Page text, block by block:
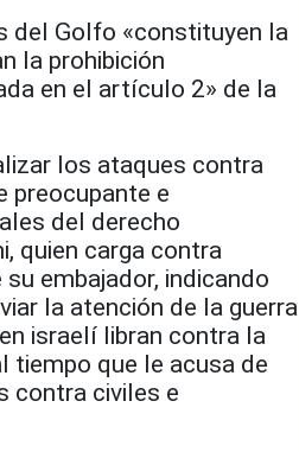
del Golfo «constituyen la
la prohibición
en el artículo 2» de la
los ataques contra
preocupante e
del derecho
quien carga contra
embajador, indicando
la atención de la guerra
israelí libran contra la
tiempo que le acusa de
contra civiles e